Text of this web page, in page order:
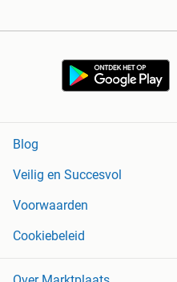
Blog
Veilig en Succesvol
Voorwaarden
Cookiebeleid